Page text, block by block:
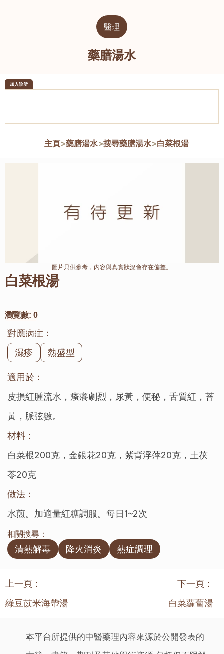
醫理
藥膳湯水
加入診所
主頁>藥膳湯水>搜尋藥膳湯水>白菜根湯
白菜根湯
瀏覽數: 0
對應病症：
濕疹
熱盛型
適用於：
皮損紅腫流水，瘙癢劇烈，尿黃，便秘，舌質紅，苔
黃，脈弦數。
材料：
白菜根200克，金銀花20克，紫背浮萍20克，土茯
苓20克
做法：
水煎。加適量紅糖調服。每日1~2次
相關搜尋：
清熱解毒 降火消炎 熱症調理
圖片只供參考，內容與真實狀況會存在偏差。
上一頁：
綠豆苡米海帶湯
下一頁：
白菜蘿蔔湯
本平台所提供的中醫藥理內容來源於公開發表的